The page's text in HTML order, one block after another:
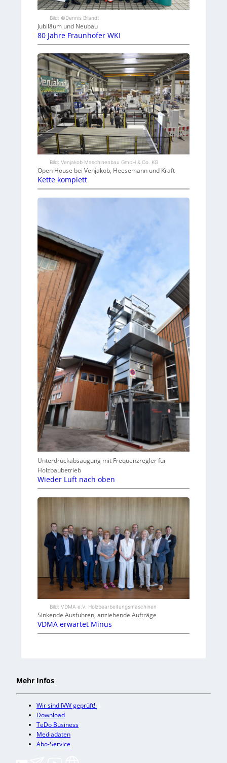
Bild: ©Dennis Brandt
Jubiläum und Neubau
80 Jahre Fraunhofer WKI
Bild: Venjakob Maschinenbau GmbH & Co. KG
Open House bei Venjakob, Heesemann und Kraft
Kette komplett
Unterdruckabsaugung mit Frequenzregler für
Holzbaubetrieb
Wieder Luft nach oben
Bild: VDMA e.V. Holzbearbeitungsmaschinen
Sinkende Ausfuhren, anziehende Aufträge
VDMA erwartet Minus
Mehr Infos
Wir sind IVW geprüft!
Download
TeDo Business
Mediadaten
Abo-Service